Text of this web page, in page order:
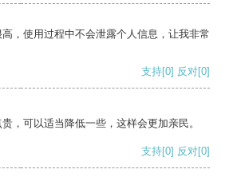
，使用过程中不会泄露个人信息，让我非常
支持[0] 反对[0]
，可以适当降低一些，这样会更加亲民。
支持[0] 反对[0]